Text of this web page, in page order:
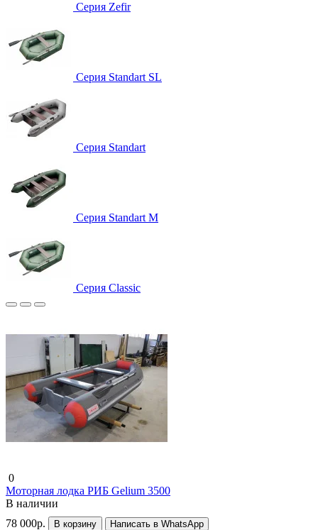
Серия Zefir
Серия Standart SL
Серия Standart
Серия Standart M
Серия Classic
0
Моторная лодка РИБ Gelium 3500
В наличии
78 000р.
В корзину Написать в WhatsApp